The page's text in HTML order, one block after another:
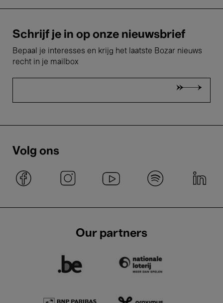
Schrijf je in op onze nieuwsbrief
Bepaal je interesses en krijg het laatste Bozar nieuws
recht in je mailbox
Volg ons
Our partners